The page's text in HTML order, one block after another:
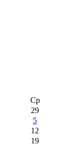
Ср
29
5
12
19